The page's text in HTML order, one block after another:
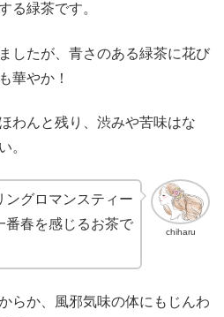
る緑茶です。
したが、青さのある緑茶に花び
華やか！
わんと残り、渋みや苦味はな
。
chiharu
ングロマンスティー
番春を感じるお茶で
らか、風邪気味の体にもじんわ